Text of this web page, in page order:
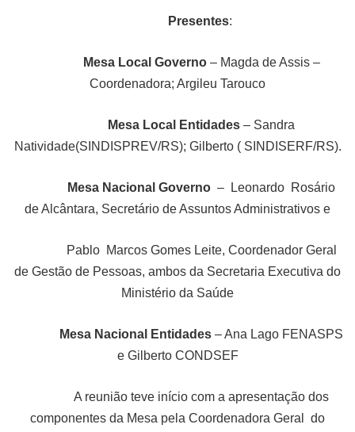
Presentes:
Mesa Local Governo – Magda de Assis –
Coordenadora; Argileu Tarouco
Mesa Local Entidades – Sandra
Natividade(SINDISPREV/RS); Gilberto ( SINDISERF/RS).
Mesa Nacional Governo – Leonardo Rosário
de Alcântara, Secretário de Assuntos Administrativos e
Pablo Marcos Gomes Leite, Coordenador Geral
de Gestão de Pessoas, ambos da Secretaria Executiva do
Ministério da Saúde
Mesa Nacional Entidades – Ana Lago FENASPS
e Gilberto CONDSEF
A reunião teve início com a apresentação dos
componentes da Mesa pela Coordenadora Geral do